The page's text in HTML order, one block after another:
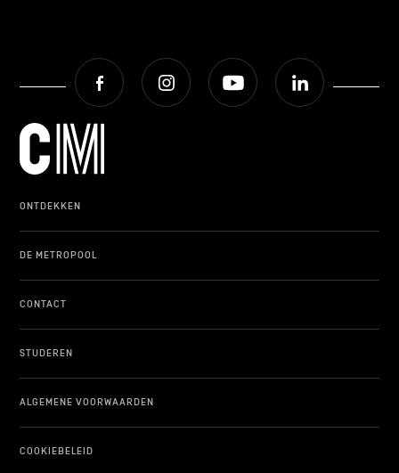
Facebook Instagram Youtube
ONTDEKKEN
DE METROPOOL
CONTACT
STUDEREN
ALGEMENE VOORWAARDEN
COOKIEBELEID